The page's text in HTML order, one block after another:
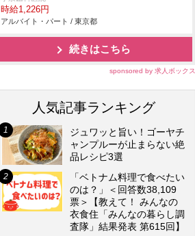
時給1,226円
アルバイト・パート / 東京都
続きはこちら
sponsored by 求人ボックス
人気記事ランキング
ジュワッと旨い！ゴーヤチ
ャンプルーが止まらない絶
品レシピ3選
「ベトナム料理で食べたい
のは？」＜回答数38,109
票＞【教えて！ みんなの
衣食住「みんなの暮らし調
査隊」結果発表 第615回】